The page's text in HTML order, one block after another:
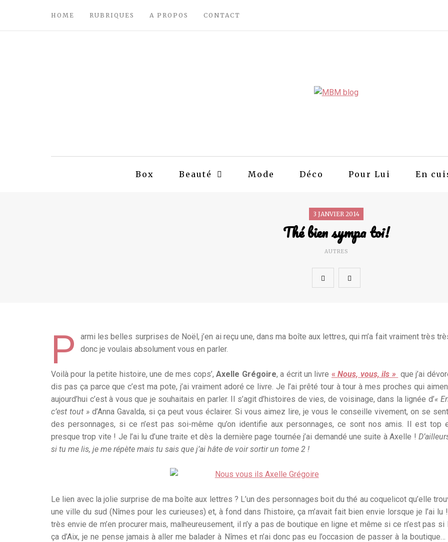
HOME RUBRIQUES A PROPOS CONTACT
Box Beauté Mode Déco Pour Lui En
3 JANVIER 2014
Thé bien sympa toi!
AUTRES
P
armi les belles surprises de Noël, j’en ai reçu une, dans ma boîte aux lettres, qui m’a fait vraiment très
donc je voulais absolument vous en parler.
Voilà pour la petite histoire, une de mes cops’,Axelle Grégoire, a écrit un livre «Nous, vous, ils » que j’ai
dis pas ça parce que c’est ma pote, j’ai vraiment adoré ce livre. Je l’ai prêté tour à tour à mes proches qui
aujourd’hui c’est à vous que je souhaitais en parler. Il s’agit d’histoires de vies, de voisinage, dans la lignée d’«
c’est tout »d’Anna Gavalda, si ça peut vous éclairer. Si vous aimez lire, je vous le conseille vivement, on se
des personnages, si ce n’est pas soi-même qu’on identifie aux personnages, ce sont nos amis. Il est top
presque trop vite ! Je l’ai lu d’une traite et dès la dernière page tournée j’ai demandé une suite à Axelle !
si tu me lis, je me répète mais tu sais que j’ai hâte de voir sortir un tome 2 !
Le lien avec la jolie surprise de ma boîte aux lettres ? L’un des personnages boit du thé au coquelicot qu’elle
une ville du sud (Nîmes pour les curieuses) et, à fond dans l’histoire, ça m’avait fait bien envie lorsque je l’ai lu
très envie de m’en procurer mais, malheureusement, il n’y a pas de boutique en ligne et même si ce n’est pas si
ça d’Aix, je ne pense jamais à aller me balader à Nîmes et n’ai donc pas eu l’occasion de passer à la